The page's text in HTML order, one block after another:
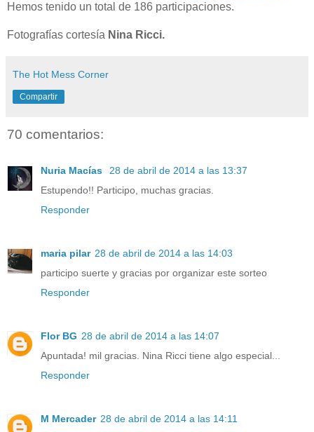
Hemos tenido un total de 186 participaciones.
Fotografías cortesía Nina Ricci.
The Hot Mess Corner
Compartir
70 comentarios:
Nuria Macías
28 de abril de 2014 a las 13:37
Estupendo!! Participo, muchas gracias.
Responder
maria pilar 28 de abril de 2014 a las 14:03
participo suerte y gracias por organizar este sorteo
Responder
Flor BG 28 de abril de 2014 a las 14:07
Apuntada! mil gracias. Nina Ricci tiene algo especial...
Responder
M Mercader 28 de abril de 2014 a las 14:11